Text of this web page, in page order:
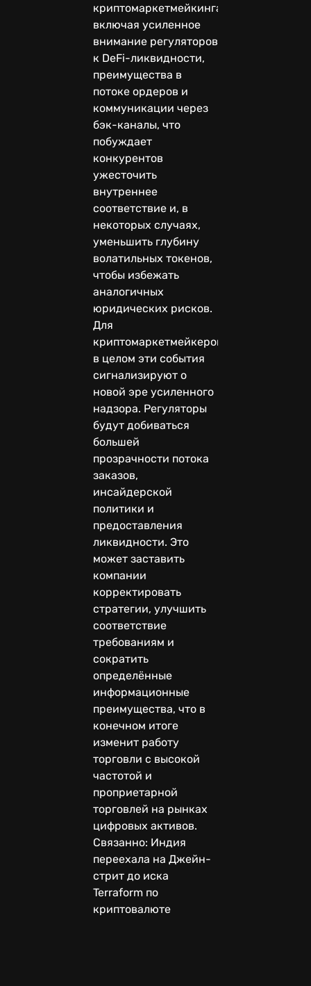
криптомаркетмейкинга,
включая усиленное
внимание регуляторов
к DeFi-ликвидности,
преимущества в
потоке ордеров и
коммуникации через
бэк-каналы, что
побуждает
конкурентов
ужесточить
внутреннее
соответствие и, в
некоторых случаях,
уменьшить глубину
волатильных токенов,
чтобы избежать
аналогичных
юридических рисков.
Для
криптомаркетмейкеров
в целом эти события
сигнализируют о
новой эре усиленного
надзора. Регуляторы
будут добиваться
большей
прозрачности потока
заказов,
инсайдерской
политики и
предоставления
ликвидности. Это
может заставить
компании
корректировать
стратегии, улучшить
соответствие
требованиям и
сократить
определённые
информационные
преимущества, что в
конечном итоге
изменит работу
торговли с высокой
частотой и
проприетарной
торговлей на рынках
цифровых активов.
Связанно: Индия
переехала на Джейн-
стрит до иска
Terraform по
криптовалюте